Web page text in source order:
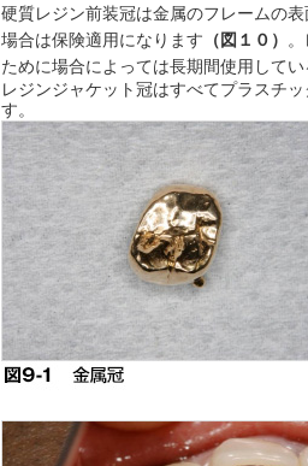
硬質レジン前装冠は金属のフレームの
場合は保険適用になります （図１０）
ために場合によっては長期間使用して
レジンジャケット冠はすべてプラスチ
す。